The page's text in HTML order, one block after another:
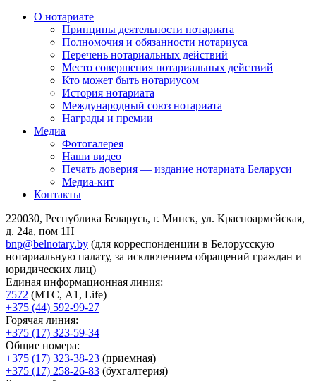
О нотариате
Принципы деятельности нотариата
Полномочия и обязанности нотариуса
Перечень нотариальных действий
Место совершения нотариальных действий
Кто может быть нотариусом
История нотариата
Международный союз нотариата
Награды и премии
Медиа
Фотогалерея
Наши видео
Печать доверия — издание нотариата Беларуси
Медиа-кит
Контакты
220030, Республика Беларусь, г. Минск, ул. Красноармейская,
д. 24а, пом 1Н
bnp@belnotary.by (для корреспонденции в Белорусскую
нотариальную палату, за исключением обращений граждан и
юридических лиц)
Единая информационная линия:
7572 (МТС, A1, Life)
+375 (44) 592-99-27
Горячая линия:
+375 (17) 323-59-34
Общие номера:
+375 (17) 323-38-23 (приемная)
+375 (17) 258-26-83 (бухгалтерия)